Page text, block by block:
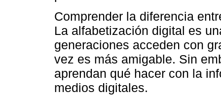
Comprender la diferencia
La alfabetización digital es
generaciones acceden con
vez es más amigable. Sin
aprendan qué hacer con la
medios digitales.